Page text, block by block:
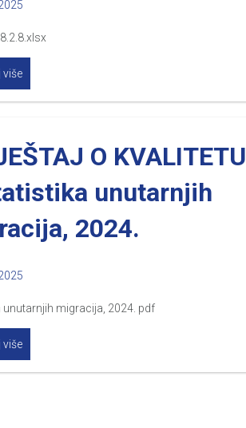
više
O KVALITETU
unutarnjih
2024.
unutarnjih migracija, 2024. pdf
više